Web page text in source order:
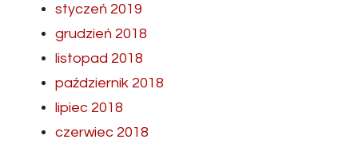
styczeń 2019
grudzień 2018
listopad 2018
październik 2018
lipiec 2018
czerwiec 2018